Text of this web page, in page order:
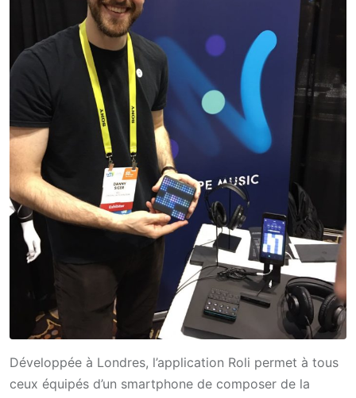
Développée à Londres, l’application Roli permet à tous
ceux équipés d’un smartphone de composer de la